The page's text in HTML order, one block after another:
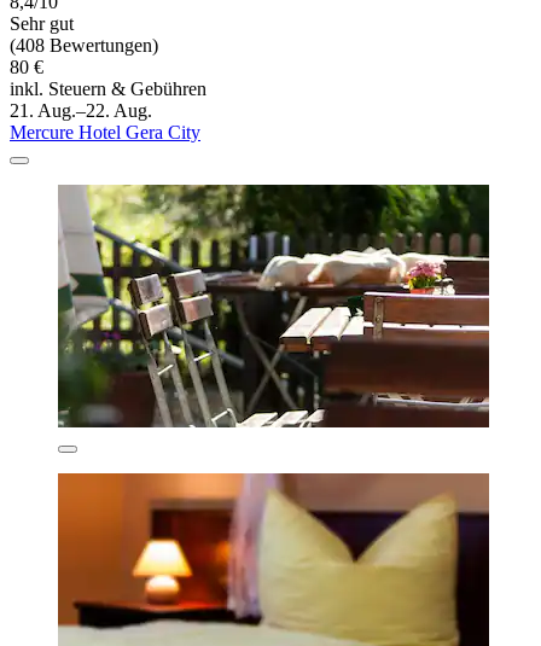
Sehr gut
(408 Bewertungen)
80 €
inkl. Steuern & Gebühren
21. Aug.–22. Aug.
Mercure Hotel Gera City